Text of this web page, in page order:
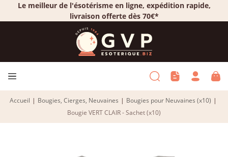
Le meilleur de l'ésotérisme en ligne, expédition rapide,
livraison offerte dès 70€*
Accueil | Bougies, Cierges, Neuvaines | Bougies pour Neuvaines (x10) |
Bougie VERT CLAIR - Sachet (x10)